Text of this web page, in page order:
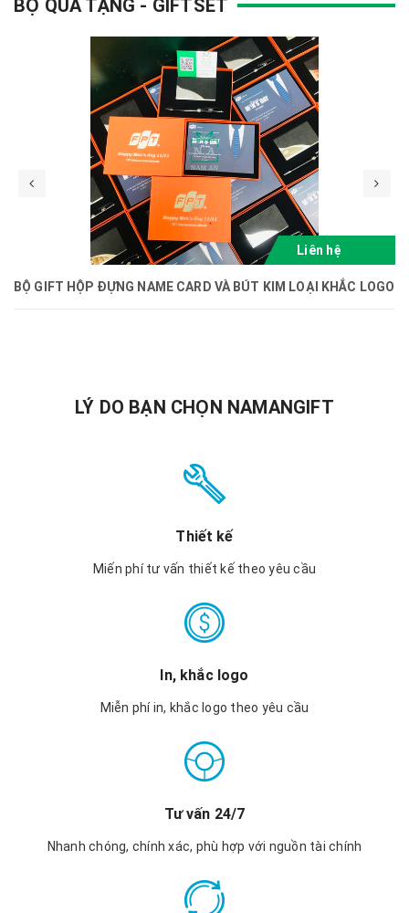
BỘ QUÀ TẶNG - GIFTSET
Liên hệ
BỘ GIFT HỘP ĐỰNG NAME CARD VÀ BÚT KIM LOẠI KHẮC LOGO
LÝ DO BẠN CHỌN NAMANGIFT
Thiết kế
Miến phí tư vấn thiết kế theo yêu cầu
In, khắc logo
Miễn phí in, khắc logo theo yêu cầu
Tư vấn 24/7
Nhanh chóng, chính xác, phù hợp với nguồn tài chính